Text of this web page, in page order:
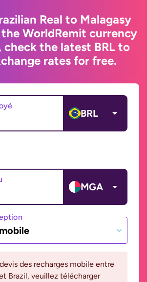
Real to Malagasy
WorldRemit currency
the latest BRL to
rates for free.
BRL
MGA
des recharges mobile entre
Brazil, veuillez télécharger